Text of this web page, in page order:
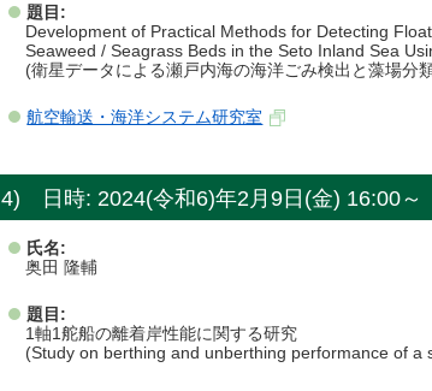
題目:
Development of Practical Methods for Detecting
Seaweed / Seagrass Beds in the Seto Inland Sea
(衛星データによる瀬戸内海の海洋ごみ検出と藻場分
航空輸送・海洋システム研究室
4) 日時: 2024(令和6)年2月9日(金) 16:00
氏名:
奥田 隆輔
題目:
1軸1舵船の離着岸性能に関する研究
(Study on berthing and unberthing performance of a